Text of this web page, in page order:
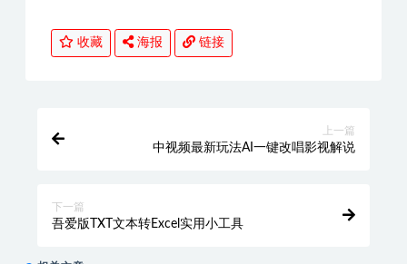
收藏 海报 链接
上一篇
中视频最新玩法AI一键改唱影视解说
下一篇
吾爱版TXT文本转Excel实用小工具